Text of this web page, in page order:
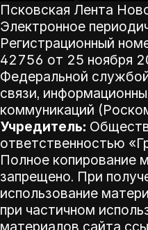
Псковская Лента
Электронное
Регистрационный
42756 от 25 ноября
Федеральной
связи,
коммуникаций
Учредитель:
ответственностью
Полное копирование
запрещено. При
использование
при частичном
материалов сайта